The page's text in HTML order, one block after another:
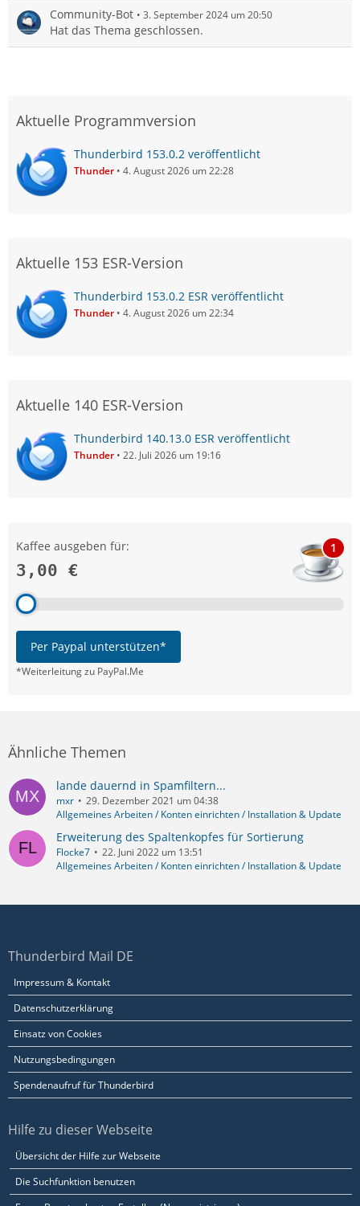
Community-Bot 3. September 2024 um 20:50
Hat das Thema geschlossen.
Aktuelle Programmversion
Thunderbird 153.0.2 veröffentlicht
Thunder 4. August 2026 um 22:28
Aktuelle 153 ESR-Version
Thunderbird 153.0.2 ESR veröffentlicht
Thunder 4. August 2026 um 22:34
Aktuelle 140 ESR-Version
Thunderbird 140.13.0 ESR veröffentlicht
Thunder 22. Juli 2026 um 19:16
Kaffee ausgeben für:
3,00 €
1
Per Paypal unterstützen*
*Weiterleitung zu PayPal.Me
Ähnliche Themen
lande dauernd in Spamfiltern...
mxr
29. Dezember 2021 um 04:38
Allgemeines Arbeiten / Konten einrichten / Installation & Update
Erweiterung des Spaltenkopfes für Sortierung
Flocke7
22. Juni 2022 um 13:51
Allgemeines Arbeiten / Konten einrichten / Installation & Update
Thunderbird Mail DE
Impressum & Kontakt
Datenschutzerklärung
Einsatz von Cookies
Nutzungsbedingungen
Spendenaufruf für Thunderbird
Hilfe zu dieser Webseite
Übersicht der Hilfe zur Webseite
Die Suchfunktion benutzen